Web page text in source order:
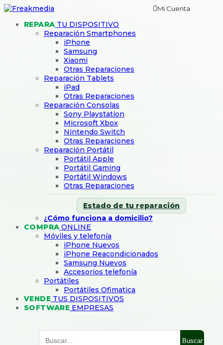
Mi Cuenta
REPARA TU DISPOSITIVO
Reparación Smartphones
iPhone
Samsung
Xiaomi
Otras Reparaciones
Reparación Tablets
iPad
Otras Reparaciones
Reparación Consolas
Sony Playstation
Microsoft Xbox
Nintendo Switch
Otras Reparaciones
Reparación Portátil
Portátil Apple
Portátil Gaming
Portátil Windows
Otras Reparaciones
Estado de tu reparación
¿Cómo funciona a domicilio?
COMPRA ONLINE
Móviles y telefonía
iPhone Nuevos
iPhone Reacondicionados
Samsung Nuevos
Accesorios telefonía
Portátiles
Portátiles Ofimatica
VENDE TUS DISPOSITIVOS
SOFTWARE EMPRESAS
Buscar